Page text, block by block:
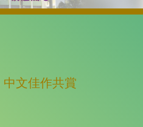
中文佳作共賞